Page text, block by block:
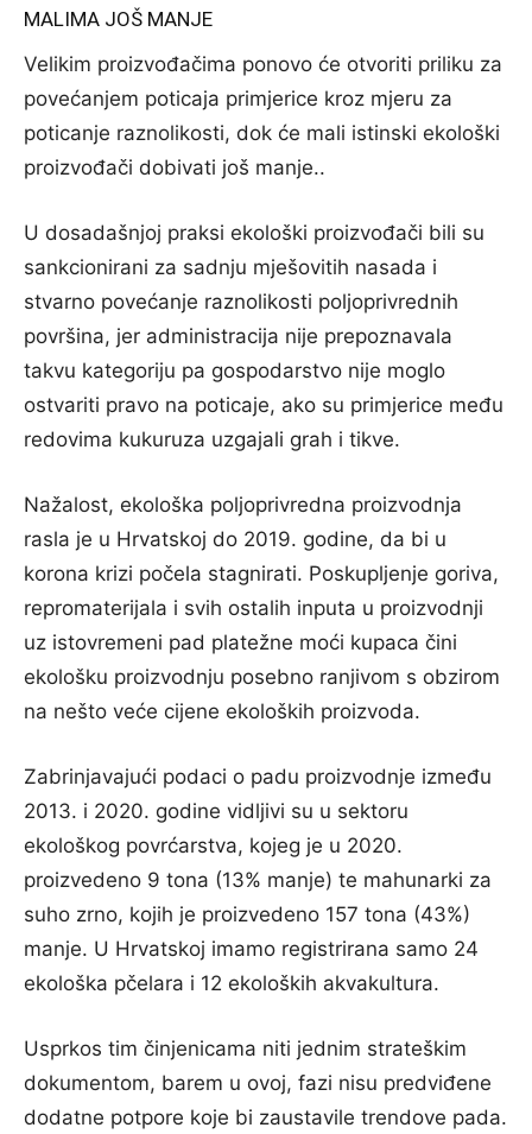
MALIMA JOŠ MANJE
Velikim proizvođačima ponovo će otvoriti priliku za
povećanjem poticaja primjerice kroz mjeru za
poticanje raznolikosti, dok će mali istinski ekološki
proizvođači dobivati još manje..
U dosadašnjoj praksi ekološki proizvođači bili su
sankcionirani za sadnju mješovitih nasada i
stvarno povećanje raznolikosti poljoprivrednih
površina, jer administracija nije prepoznavala
takvu kategoriju pa gospodarstvo nije moglo
ostvariti pravo na poticaje, ako su primjerice među
redovima kukuruza uzgajali grah i tikve.
Nažalost, ekološka poljoprivredna proizvodnja
rasla je u Hrvatskoj do 2019. godine, da bi u
korona krizi počela stagnirati. Poskupljenje goriva,
repromaterijala i svih ostalih inputa u proizvodnji
uz istovremeni pad platežne moći kupaca čini
ekološku proizvodnju posebno ranjivom s obzirom
na nešto veće cijene ekoloških proizvoda.
Zabrinjavajući podaci o padu proizvodnje između
2013. i 2020. godine vidljivi su u sektoru
ekološkog povrćarstva, kojeg je u 2020.
proizvedeno 9 tona (13% manje) te mahunarki za
suho zrno, kojih je proizvedeno 157 tona (43%)
manje. U Hrvatskoj imamo registrirana samo 24
ekološka pčelara i 12 ekoloških akvakultura.
Usprkos tim činjenicama niti jednim strateškim
dokumentom, barem u ovoj, fazi nisu predviđene
dodatne potpore koje bi zaustavile trendove pada.